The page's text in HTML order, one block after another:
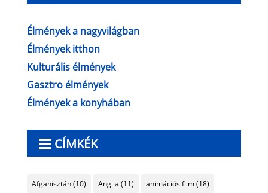
Élmények a nagyvilágban
Élmények itthon
Kulturális élmények
Gasztro élmények
Élmények a konyhában
CÍMKÉK
Afganisztán(10) Anglia (11) animációs film(18)